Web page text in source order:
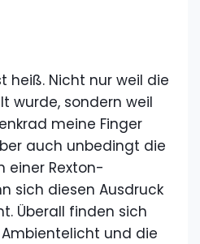
heiß. Nicht nur weil die
wurde, sondern weil
meine Finger
auch unbedingt die
einer Rexton-
sich diesen Ausdruck
Überall finden sich
und die